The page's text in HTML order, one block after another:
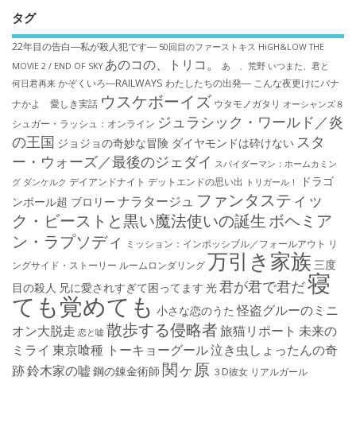
タグ
22年目の告白―私が殺人犯です― 50回目のファーストキス HiGH&LOW THE
MOVIE 2 / END OF SKY あのコの、トリコ。 あゝ、荒野 いつまた、君と
何日君再来 かぞくいろ―RAILWAYS わたしたちの出発― こんな夜更けにバナ
ナかよ 愛しき実話 ウスケボーイズ ウタモノガタリ オーシャンズ８
シュガー・ラッシュ：オ​ンライン ジュラシック・ワールド／炎
の王国 ジョジョの奇妙な冒険 ダイヤモンドは砕けない スタ
ー・ウォーズ／最後のジェダイ スパイダーマン：ホームカミン
グ ダンケルク デイアンドナイト デットエンドの思い出 トリガール！
ドラゴ
ンボール超 ブロリー ナラタージュ ファンタスティッ
ク・ビーストと黒い魔法使いの誕生 ボヘミア
ン・ラプソディ ミッション：インポッシブル／フォールアウト リ
ングサイド・ストーリー ルームロンダリング万引き家族 三度
目の殺人 兄に愛されすぎて困ってます 光君が君で君だ寝
ても覚めても 小さな恋のうた 怪盗グルーのミニ
オン大脱走 恋と嘘 散歩する侵略者旅猫リポート 未来の
ミライ 東京喰種 トーキョーグール泣き虫しょったんの奇
跡鈴木家の嘘 鋼の錬金術師 関ヶ原 ３D彼女 リアルガール